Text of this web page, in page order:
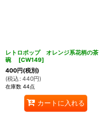
レトロポップ オレンジ系花柄の茶
碗
[CW149]
400円(税別)
(税込 : 440円)
在庫数 44点
カートに入れる